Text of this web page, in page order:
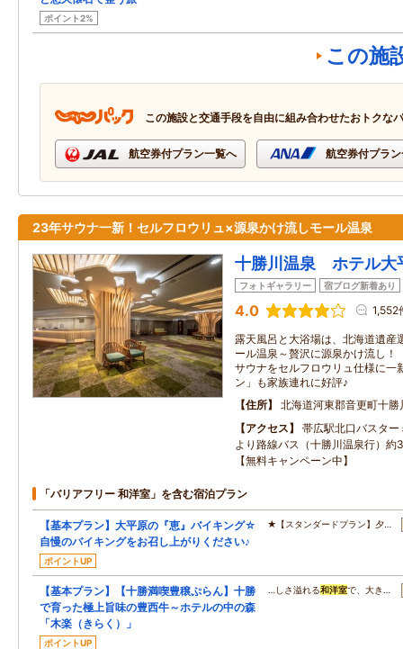
ポイント2%
この施
この施設と交通手段を自由に組み合わせたおトクな
航空券付プラン一覧へ 航空券付プラ
23年サウナ一新！セルフロウリュ×源泉かけ流しモール温泉
十勝川温泉 ホテル大
フォトギャラリー 宿ブログ新着あり
4.0 1,552
露天風呂と大浴場は、北海道遺産
ール温泉～贅沢に源泉かけ流し
サウナをセルフロウリュ仕様に一
ン」も家族連れに好評♪
住所
北海道河東郡音更町十
アクセス
帯広駅北口バスタ
より路線バス（十勝川温泉行）
【無料キャンペーン中】
「バリアフリー 和洋室」を含む宿泊プラン
【基本プラン】大平原の『恵』バイキング☆
自慢のバイキングをお召し上がりください♪
ポイントUP
★【スタンダードプラン】夕…
【基本プラン】【十勝満喫豊穣ぷらん】十勝
で育った極上旨味の豊西牛～ホテルの中の森
「木楽（きらく）」
ポイントUP
…しさ溢れる和洋室で、大き…